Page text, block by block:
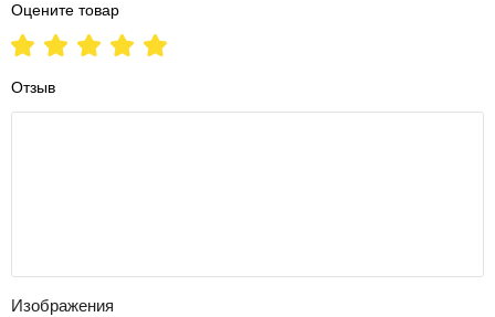
Оцените товар
Отзыв
Изображения